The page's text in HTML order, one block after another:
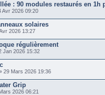
: 90 modules restaurés en 1h
Avr 2026 09:20
solaires
2026 13:27
régulièrement
Jan 2026 15:32
29 Mars 2026 19:36
Grip
2026 06:21